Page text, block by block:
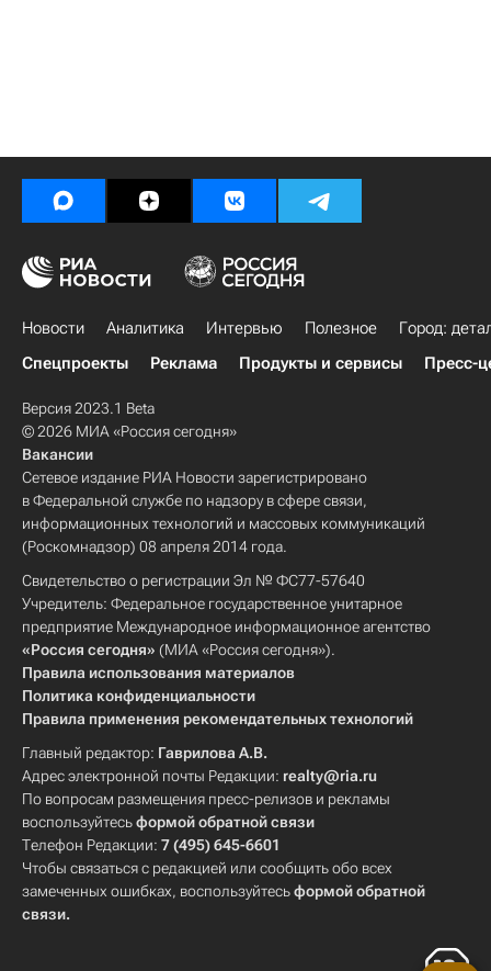
Новости Аналитика Интервью Полезное
Город:
Спецпроекты
Реклама Продукты и сервисы Пресс-
Версия 2023.1 Beta
© 2026 МИА «Россия сегодня»
Вакансии
Сетевое издание РИА Новости зарегистрировано
в Федеральной службе по надзору в сфере связи,
информационных технологий и массовых коммуникаций
(Роскомнадзор) 08 апреля 2014 года.
Свидетельство о регистрации Эл № ФС77-57640
Учредитель: Федеральное государственное унитарное
предприятие Международное информационное агентство
«Россия сегодня» (МИА «Россия сегодня»).
Правила использования материалов
Политика конфиденциальности
Правила применения рекомендательных технологий
Главный редактор: Гаврилова А.В.
Адрес электронной почты Редакции: realty@ria.ru
По вопросам размещения пресс-релизов и рекламы
воспользуйтесьформой обратной связи
Телефон Редакции: 7 (495) 645-6601
Чтобы связаться с редакцией или сообщить обо всех
замеченных ошибках, воспользуйтесьформой обратной
связи.